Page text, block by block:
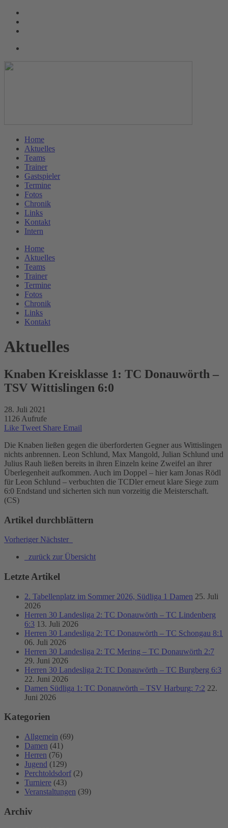
Home
Aktuelles
Teams
Trainer
Gastspieler
Termine
Fotos
Chronik
Links
Kontakt
Intern
Home
Aktuelles
Teams
Trainer
Termine
Fotos
Chronik
Links
Kontakt
Aktuelles
Knaben Kreisklasse 1: TC Donauwörth –
TSV Wittislingen 6:0
28. Juli 2021
1126 Aufrufe
Like Tweet Share Email
Die Knaben ließen gegen die überforderten Gegner aus Wittislingen
nichts anbrennen. Leon Schlund, Max Mangold, Julian Schlund und
Julius Rauh ließen bereits in ihren Einzeln keine Zweifel an ihrer
Überlegenheit aufkommen. Auch im Doppel – hier kam Jonas Rödl
für Leon Schlund – verbuchten die TCDler erneut klare Siege zum
6:0 Endstand und sicherten sich nun vorzeitig die Meisterschaft.
(CS)
Artikel durchblättern
Vorheriger Nächster
zurück zur Übersicht
Letzte Artikel
2. Tabellenplatz im Sommer 2026, Südliga 1 Damen 25. Juli
2026
Herren 30 Landesliga 2: TC Donauwörth – TC Lindenberg
6:3 13. Juli 2026
Herren 30 Landesliga 2: TC Donauwörth – TC Schongau 8:1
06. Juli 2026
Herren 30 Landesliga 2: TC Mering – TC Donauwörth 2:7
29. Juni 2026
Herren 30 Landesliga 2: TC Donauwörth – TC Burgberg 6:3
22. Juni 2026
Damen Südliga 1: TC Donauwörth – TSV Harburg: 7:2 22.
Juni 2026
Kategorien
Allgemein (69)
Damen (41)
Herren (76)
Jugend (129)
Perchtoldsdorf (2)
Turniere (43)
Veranstaltungen (39)
Archiv